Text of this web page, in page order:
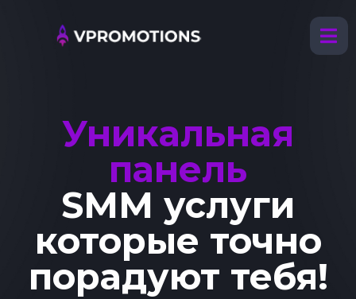
Уникальная
панель
SMM услуги
которые точно
порадуют тебя!